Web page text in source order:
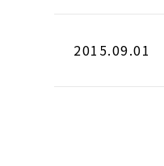
2015.09.01